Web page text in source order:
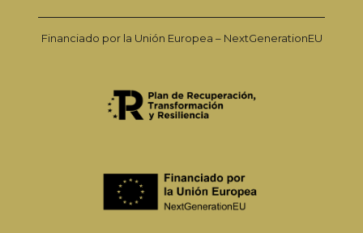
Financiado por la Unión Europea – NextGenerationEU